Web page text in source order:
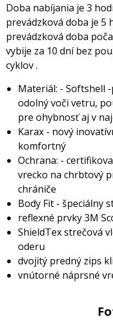
Doba nabíjania je 3
prevádzková doba je 5
prevádzková doba
vybije za 10 dní bez
cyklov .
Materiál: - Softshell
odolný voči vetru,
pre ohybnosť aj v
Karax - nový
komfortný
Ochrana: -
vrecko na chrbtový
chrániče
Body Fit - špeciálny
reflexné prvky 3M
ShieldTex strečová
oderu
dvojitý predný zips
vnútorné náprsné